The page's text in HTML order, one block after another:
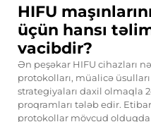
HIFU
üçün hansı
vacibdir?
Ən peşəkar HIFU cihazları
protokolları, müalicə
strategiyaları daxil olmaqla
proqramları tələb edir.
protokollar mövcud